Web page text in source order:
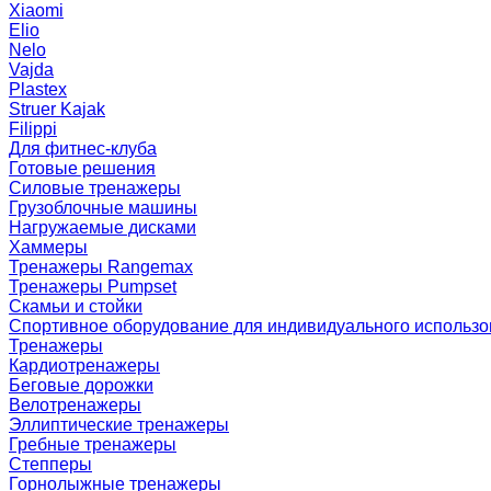
Xiaomi
Elio
Nelo
Vajda
Plastex
Struer Kajak
Filippi
Для фитнес-клуба
Готовые решения
Силовые тренажеры
Грузоблочные машины
Нагружаемые дисками
Хаммеры
Тренажеры Rangemax
Тренажеры Pumpset
Скамьи и стойки
Спортивное оборудование для индивидуального
Тренажеры
Кардиотренажеры
Беговые дорожки
Велотренажеры
Эллиптические тренажеры
Гребные тренажеры
Степперы
Горнолыжные тренажеры